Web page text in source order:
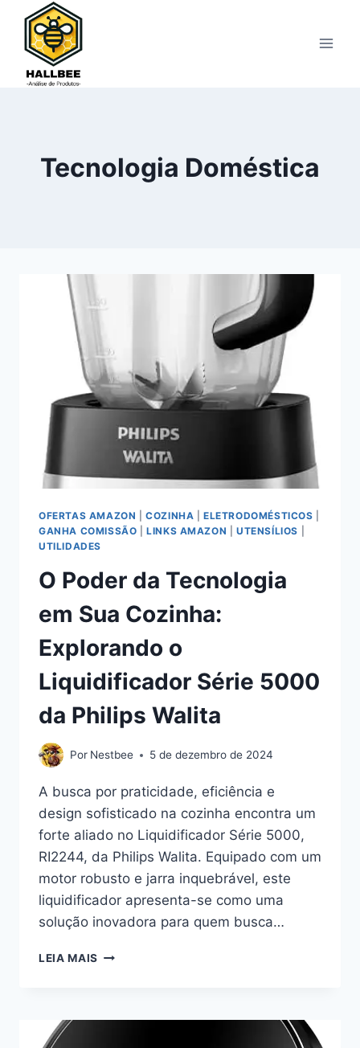
Pular
Conteúdo
Tecnologia Doméstica
OFERTAS AMAZON |COZINHA |ELETRODOMÉSTICOS
GANHA COMISSÃO |LINKS AMAZON |UTENSÍLIOS
UTILIDADES
O Poder da Tecnologia
em Sua Cozinha:
Explorando o
Liquidificador Série 5000
da Philips Walita
Por Nestbee 5 de dezembro de 2024
A busca por praticidade, eficiência e
design sofisticado na cozinha encontra um
forte aliado no Liquidificador Série 5000,
RI2244, da Philips Walita. Equipado com um
motor robusto e jarra inquebrável, este
liquidificador apresenta-se como uma
solução inovadora para quem busca…
LEIA MAIS
EM